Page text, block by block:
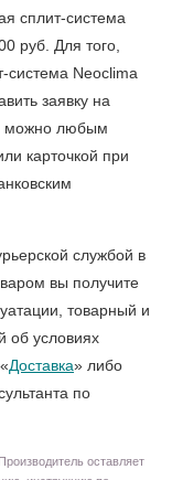
сплит-система
руб. Для того,
система Neoclima
заявку на
можно любым
карточкой при
службой в
вы получите
товарный и
об условиях
Доставка» либо
по
оставляет